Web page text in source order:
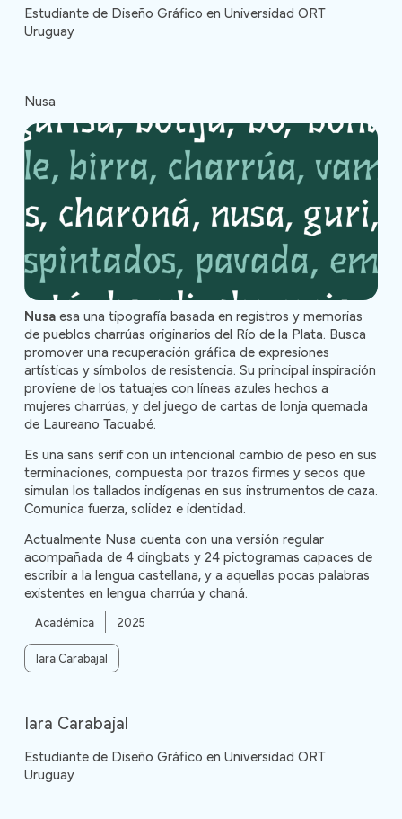
Estudiante de Diseño Gráfico en Universidad ORT
Uruguay
Nusa
Nusaesa una tipografía basada en registros y memorias
de pueblos charrúas originarios del Río de la Plata. Busca
promover una recuperación gráfica de expresiones
artísticas y símbolos de resistencia. Su principal inspiración
proviene de los tatuajes con líneas azules hechos a
mujeres charrúas, y del juego de cartas de lonja quemada
de Laureano Tacuabé.
Es una sans serif con un intencional cambio de peso en sus
terminaciones, compuesta por trazos firmes y secos que
simulan los tallados indígenas en sus instrumentos de caza.
Comunica fuerza, solidez e identidad.
Actualmente Nusa cuenta con una versión regular
acompañada de 4 dingbats y 24 pictogramas capaces de
escribir a la lengua castellana, y a aquellas pocas palabras
existentes en lengua charrúa y chaná.
Académica
2025
Iara Carabajal
Iara Carabajal
Estudiante de Diseño Gráfico en Universidad ORT
Uruguay